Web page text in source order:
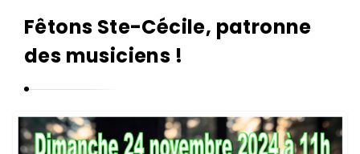
e
d
e
M
u
s
Fêtons Ste-Cécile, patronne
des musiciens !